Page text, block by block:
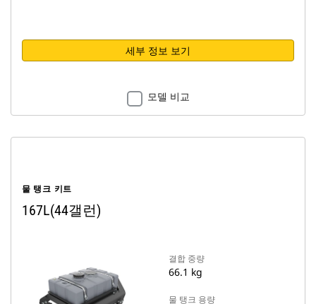
세부 정보 보기
모델 비교
물 탱크 키트
167L(44갤런)
결합 중량
66.1 kg
물 탱크 용량